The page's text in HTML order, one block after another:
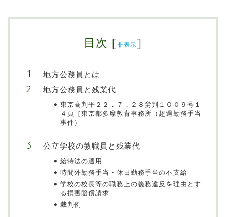
目次 [非表示]
地方公務員とは
地方公務員と残業代
東京高判平２２．７．２８労判１００９号１
４頁［東京都多摩教育事務所（超過勤務手当
事件）
公立学校の教職員と残業代
給特法の適用
時間外勤務手当・休日勤務手当の不支給
学校の校長等の職務上の義務違反を理由とす
る損害賠償請求
裁判例